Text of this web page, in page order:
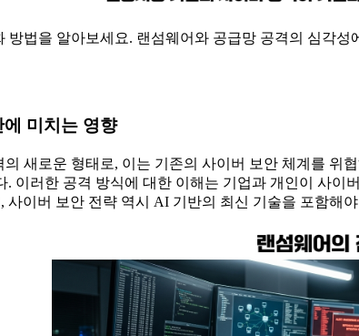
법을 알아보세요. 랜섬웨어와 공급망 공격의 심각성
미치는 영향
새로운 형태로, 이는 기존의 사이버 보안 체계를
. 이러한 공격 방식에 대한 이해는 기업과 개인이 사
이버 보안 전략 역시 AI 기반의 최신 기술을 포함해